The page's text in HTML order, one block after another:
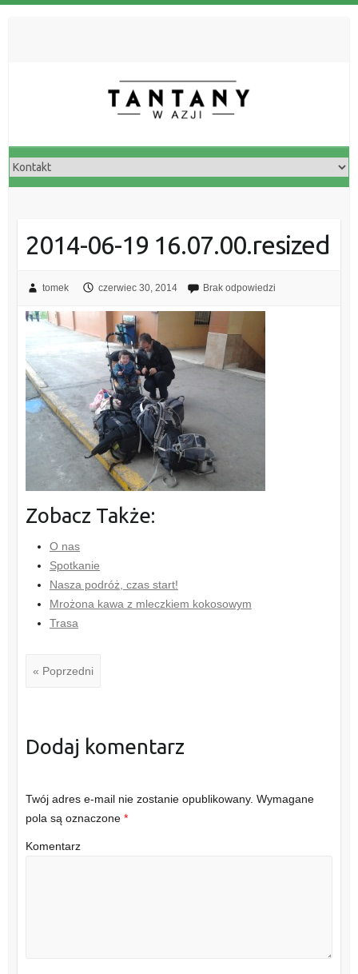
2014-06-19 16.07.00.resized
tomek czerwiec 30, 2014 Brak odpowiedzi
Zobacz Także:
O nas
Spotkanie
Nasza podróż, czas start!
Mrożona kawa z mleczkiem kokosowym
Trasa
« Poprzedni
Dodaj komentarz
Twój adres e-mail nie zostanie opublikowany. Wymagane
pola są oznaczone *
Komentarz